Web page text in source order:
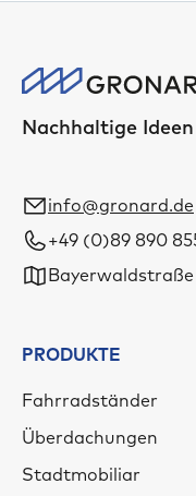
Nachhaltige
info@gronard.de
+49 (0)89 890
Bayerwaldstraße
PRODUKTE
Fahrradständer
Überdachungen
Stadtmobiliar